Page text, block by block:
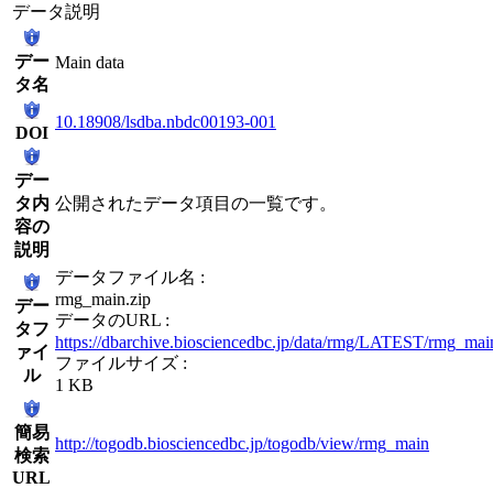
データ説明
デー
タ名
Main data
DOI
10.18908/lsdba.nbdc00193-001
デー
タ内
容の
説明
公開されたデータ項目の一覧です。
デー
タフ
ァイ
ル
データファイル名 :
rmg_main.zip
データのURL :
https://dbarchive.biosciencedbc.jp/data/rmg/LATEST/
ファイルサイズ :
1 KB
簡易
検索
URL
http://togodb.biosciencedbc.jp/togodb/view/rmg_main